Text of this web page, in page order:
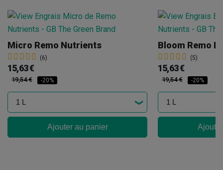
Micro Remo Nutrients
(6)
15,63 €
19,54 € -20%
Ajouter au panier
Bloom Remo
(5)
15,63 €
19,54 € -20%